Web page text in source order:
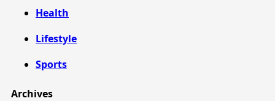
Health
Lifestyle
Sports
Archives